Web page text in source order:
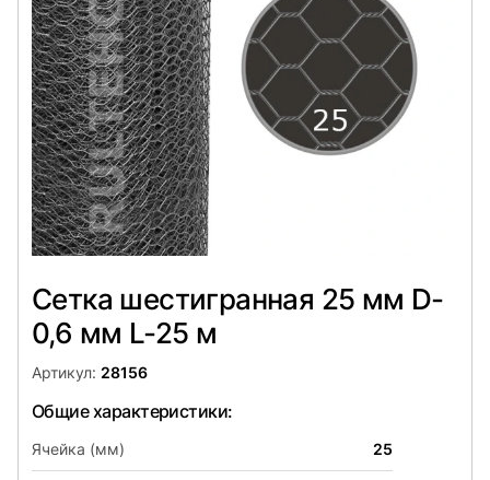
Сетка шестигранная 25 мм D-
0,6 мм L-25 м
Артикул: 28156
Общие характеристики:
Ячейка (мм) 25